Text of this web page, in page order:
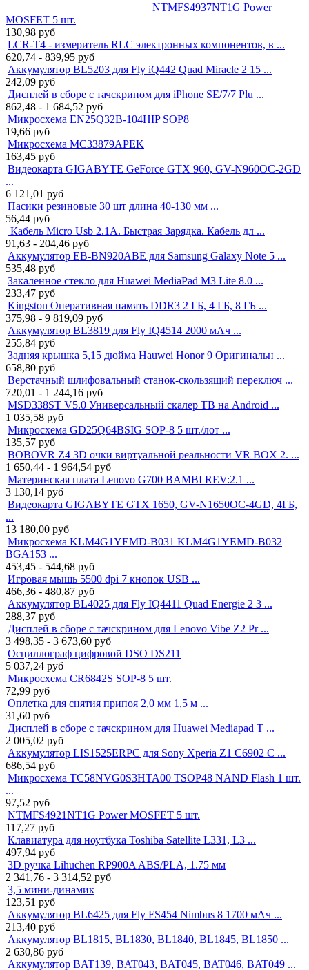
NTMFS4937NT1G Power
MOSFET 5 шт.
130,98 руб
LCR-T4 - измеритель RLC электронных компонентов, в ...
620,74 - 839,95 руб
Аккумулятор BL5203 для Fly iQ442 Quad Miracle 2 15 ...
242,09 руб
Дисплей в сборе с тачскрином для iPhone SE/7/7 Plu ...
862,48 - 1 684,52 руб
Микросхема EN25Q32B-104HIP SOP8
19,66 руб
Микросхема MC33879APEK
163,45 руб
Видеокарта GIGABYTE GeForce GTX 960, GV-N960OC-2GD
...
6 121,01 руб
Пасики резиновые 30 шт длина 40-130 мм ...
56,44 руб
Кабель Micro Usb 2.1A. Быстрая Зарядка. Кабель дл ...
91,63 - 204,46 руб
Аккумулятор EB-BN920ABE для Samsung Galaxy Note 5 ...
535,48 руб
Закаленное стекло для Huawei MediaPad M3 Lite 8.0 ...
233,47 руб
Kingston Оперативная память DDR3 2 ГБ, 4 ГБ, 8 ГБ ...
375,98 - 9 819,09 руб
Аккумулятор BL3819 для Fly IQ4514 2000 мАч ...
255,84 руб
Задняя крышка 5,15 дюйма Hauwei Honor 9 Оригинальн ...
658,80 руб
Верстачный шлифовальный станок-cкользящий переключ ...
720,01 - 1 244,16 руб
MSD338ST V5.0 Универсальный скалер ТВ на Android ...
1 035,58 руб
Микросхема GD25Q64BSIG SOP-8 5 шт./лот ...
135,57 руб
BOBOVR Z4 3D очки виртуальной реальности VR BOX 2. ...
1 650,44 - 1 964,54 руб
Материнская плата Lenovo G700 BAMBI REV:2.1 ...
3 130,14 руб
Видеокарта GIGABYTE GTX 1650, GV-N1650OC-4GD, 4ГБ,
...
13 180,00 руб
Микросхема KLM4G1YEMD-B031 KLM4G1YEMD-B032
BGA153 ...
453,45 - 544,68 руб
Игровая мышь 5500 dpi 7 кнопок USB ...
466,36 - 480,87 руб
Аккумулятор BL4025 для Fly IQ4411 Quad Energie 2 3 ...
288,37 руб
Дисплей в сборе с тачскрином для Lenovo Vibe Z2 Pr ...
3 498,35 - 3 673,60 руб
Осциллограф цифровой DSO DS211
5 037,24 руб
Микросхема CR6842S SOP-8 5 шт.
72,99 руб
Оплетка для снятия припоя 2,0 мм 1,5 м ...
31,60 руб
Дисплей в сборе с тачскрином для Huawei Mediapad T ...
2 005,02 руб
Аккумулятор LIS1525ERPC для Sony Xperia Z1 C6902 C ...
686,54 руб
Микросхема TC58NVG0S3HTA00 TSOP48 NAND Flash 1 шт.
...
97,52 руб
NTMFS4921NT1G Power MOSFET 5 шт.
117,27 руб
Клавиатура для ноутбука Toshiba Satellite L331, L3 ...
497,94 руб
3D ручка Lihuchen RP900A ABS/PLA, 1.75 мм
2 341,76 - 3 314,52 руб
3,5 мини-динамик
123,51 руб
Аккумулятор BL6425 для Fly FS454 Nimbus 8 1700 мАч ...
213,40 руб
Аккумулятор BL1815, BL1830, BL1840, BL1845, BL1850 ...
2 630,86 руб
Аккумулятор BAT139, BAT043, BAT045, BAT046, BAT049 ...